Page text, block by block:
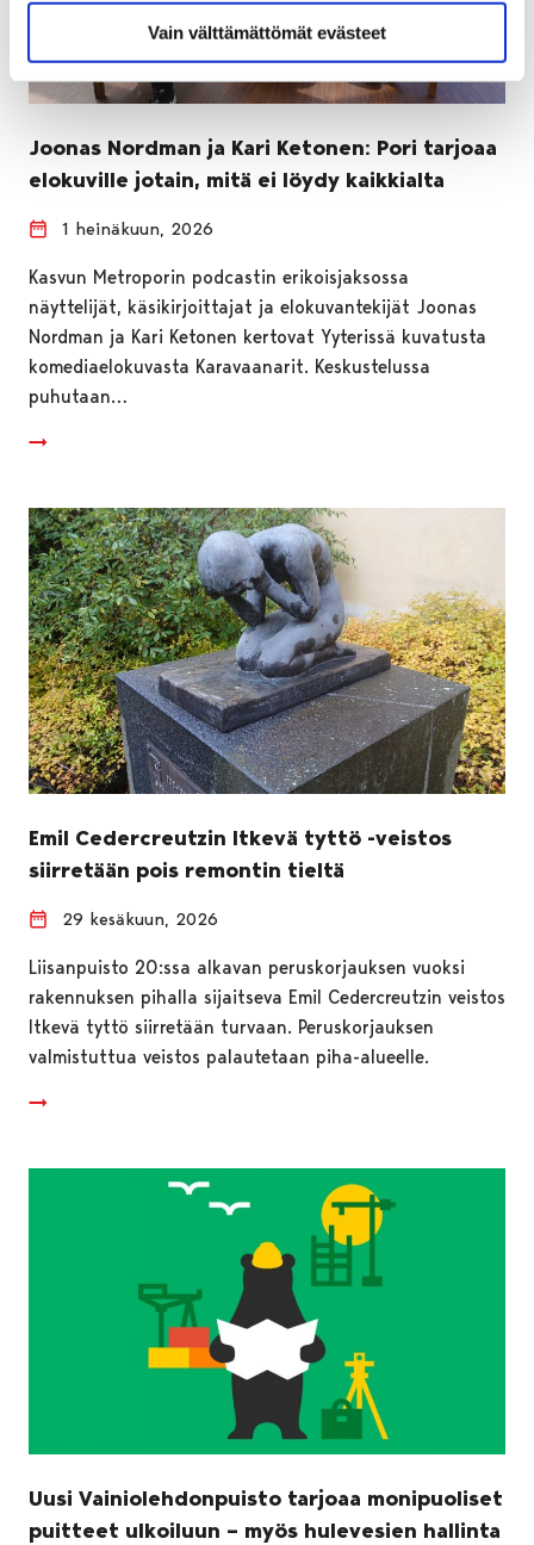
Vain välttämättömät evästeet
Joonas Nordman ja Kari Ketonen: Pori tarjoaa
elokuville jotain, mitä ei löydy kaikkialta
1 heinäkuun, 2026
Kasvun Metroporin podcastin erikoisjaksossa
näyttelijät, käsikirjoittajat ja elokuvantekijät Joonas
Nordman ja Kari Ketonen kertovat Yyterissä kuvatusta
komediaelokuvasta Karavaanarit. Keskustelussa
puhutaan…
Emil Cedercreutzin Itkevä tyttö -veistos
siirretään pois remontin tieltä
29 kesäkuun, 2026
Liisanpuisto 20:ssa alkavan peruskorjauksen vuoksi
rakennuksen pihalla sijaitseva Emil Cedercreutzin veistos
Itkevä tyttö siirretään turvaan. Peruskorjauksen
valmistuttua veistos palautetaan piha-alueelle.
Uusi Vainiolehdonpuisto tarjoaa monipuoliset
puitteet ulkoiluun – myös hulevesien hallinta